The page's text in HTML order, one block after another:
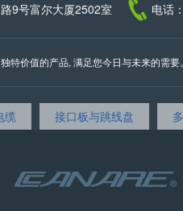
9号富尔大厦2502室 电话
特价值的产品, 满足您今日与未来的需
缆 接口板与跳线盘